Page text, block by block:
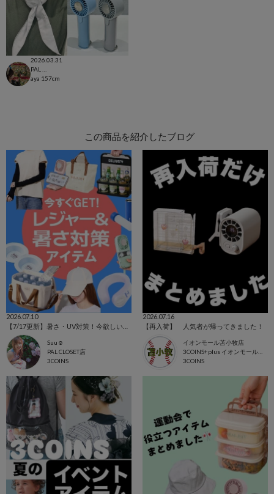
2026.03.31
aya 157cm
この商品を紹介したブログ
2026.07.10
Suu☺︎
PAL CLOSET店
3COINS
2026.07.16
【再入荷】 人気者が帰ってきました！
イオンモール苫小牧店
3COINS+plus イオンモール苫小牧店
3COINS